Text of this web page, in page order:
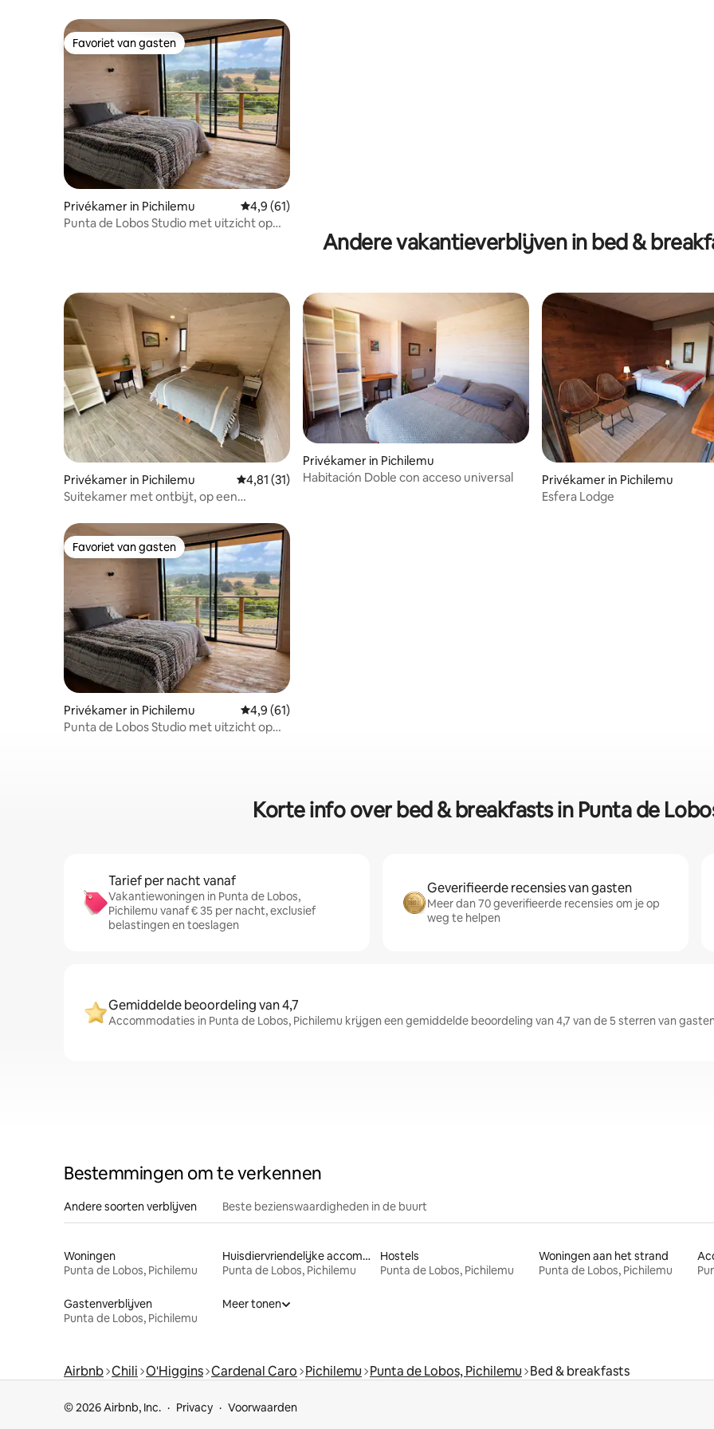
Favoriet van gasten
Favoriet van gasten
Privékamer in Pichilemu Gemiddelde beoordeling van 4,9 op 5, 61 recensies
4,9 (61)
Punta de Lobos Studio met uitzicht op
Andere vakantieverblijven in bed &
Privékamer in Pichilemu Gemiddelde beoordeling van 4,81 op 5, 31 recensies
4,81 (31)
Suitekamer met ontbijt, op een
Privékamer in Pichilemu
Habitación Doble con acceso universal
Privékamer in Pichilemu
Esfera Lodge
Favoriet van gasten
Favoriet van gasten
Privékamer in Pichilemu Gemiddelde beoordeling van 4,9 op 5, 61 recensies
4,9 (61)
Punta de Lobos Studio met uitzicht op
Korte info over bed & breakfasts in Punta de
Tarief per nacht vanaf
Vakantiewoningen in Punta de Lobos,
Pichilemu vanaf € 35 per nacht, exclusief
belastingen en toeslagen
Geverifieerde recensies van gasten
Meer dan 70 geverifieerde recensies om je op
weg te helpen
Gemiddelde beoordeling van 4,7
Accommodaties in Punta de Lobos, Pichilemu krijgen een gemiddelde beoordeling van 4,7 van de 5 sterren van
Bestemmingen om te verkennen
Andere soorten verblijven Beste bezienswaardigheden in de buurt
Woningen
Punta de Lobos, Pichilemu
Huisdiervriendelijke accommodaties
Punta de Lobos, Pichilemu
Hostels
Punta de Lobos, Pichilemu
Woningen aan het strand
Punta de Lobos, Pichilemu
Gastenverblijven
Punta de Lobos, Pichilemu
Meer tonen
Airbnb Chili O'Higgins Cardenal Caro Pichilemu Punta de Lobos, Pichilemu Bed & breakfasts
© 2026 Airbnb, Inc. Privacy Voorwaarden